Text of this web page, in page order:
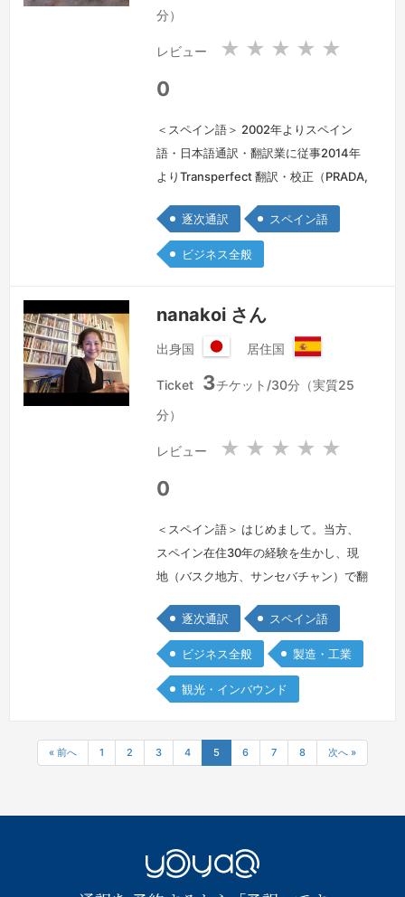
分）
レビュー ★ ★ ★ ★ ★
0
＜スペイン語＞ 2002年よりスペイン
語・日本語通訳・翻訳業に従事2014年
よりTransperfect 翻訳・校正（PRADA,
Swarovski, Technogym、 Delta
Airlines等）、2016年に同社の翻訳者認
定取得2014年よりマドリード市役所ホ
チェック、翻訳（htt…
逐次通訳 スペイン語
ビジネス全般
nanakoi さん
出身国
本
居住国
ペ
Ticket 3チケット/30分（実質25
分）
レビュー ★ ★ ★ ★ ★
0
＜スペイン語＞ はじめまして。当方、
スペイン在住30年の経験を生かし、現
地（バスク地方、サンセバチャン）で翻
す。当初は音楽留学で渡西し、音楽院卒
業後はプロのバイオリン奏者として10
年以上、オーケストラで働いておりまし
た。 職場では当方が唯一の日本人（ア
揉まれまして、この時期にスペイン語の
コミュニケーション能力が鍛えられたと
逐次通訳 スペイン語
ビジネス全般 製造・工業
観光・インバウンド
« 前へ 1 2 3 4 5 6 7 8 次へ »